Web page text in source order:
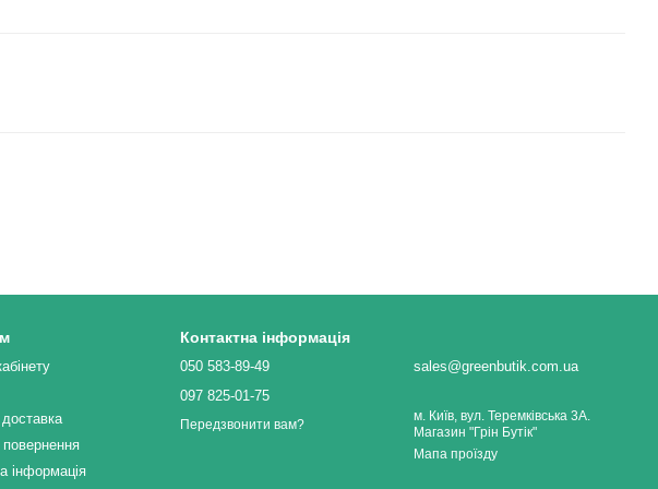
інформація
Контактна інформація
050 583-89-49
097 825-01-75
Передзвонити вам?
sales@greenbutik.com.ua
м. Київ, вул. Теремківська 3А.
Магазин "Грін Бутік"
Мапа проїзду